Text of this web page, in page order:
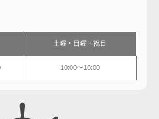
土曜・ 日曜・祝日
10:00〜18:00